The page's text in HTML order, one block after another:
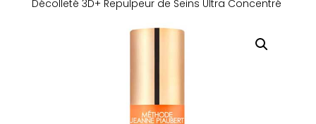
Décolleté 3D+ Repulpeur de Seins Ultra Concentré